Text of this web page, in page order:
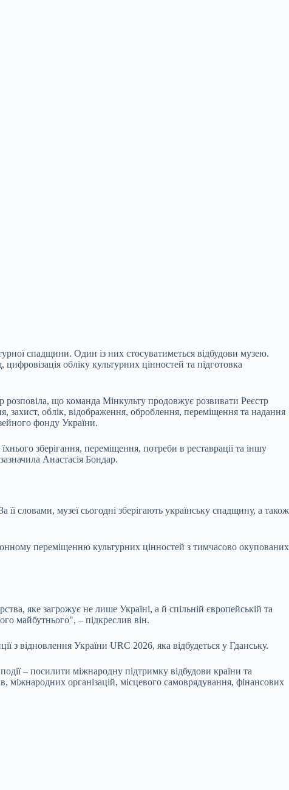
спадщини. Один із них стосуватиметься відбудови музею.
обліку культурних цінностей та підготовка
розповіла, що команда Мінкульту продовжує розвивати Реєстр
захист, облік, відображення, оброблення, переміщення та надання
фонду України.
зберігання, переміщення, потреби в реставрації та іншу
Анастасія Бондар.
словами, музеї сьогодні зберігають українську спадщину, а також
переміщенню культурних цінностей з тимчасово окупованих
яке загрожує не лише Україні, а й спільній європейській та
майбутнього", – підкреслив він.
з відновлення України URC 2026, яка відбудеться у Гданську.
– посилити міжнародну підтримку відбудови країни та
міжнародних організацій, місцевого самоврядування, фінансових